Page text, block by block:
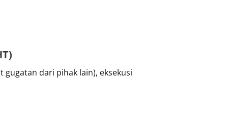
gugatan dari pihak lain), eksekusi